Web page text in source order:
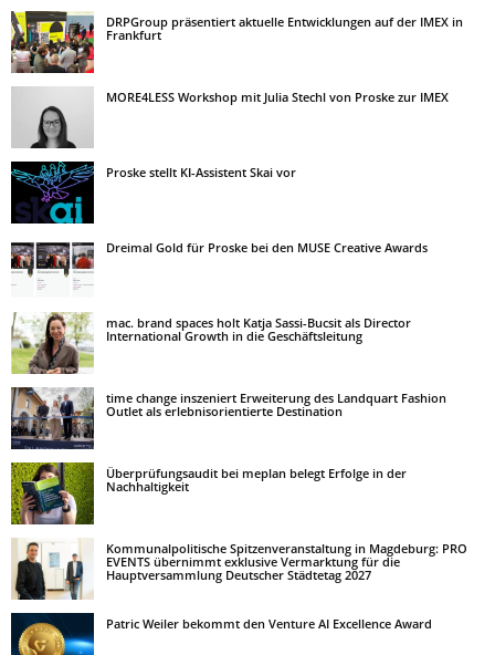
DRPGroup präsentiert aktuelle Entwicklungen auf der IMEX in
Frankfurt
MORE4LESS Workshop mit Julia Stechl von Proske zur IMEX
Proske stellt KI-Assistent Skai vor
Dreimal Gold für Proske bei den MUSE Creative Awards
mac. brand spaces holt Katja Sassi-Bucsit als Director
International Growth in die Geschäftsleitung
time change inszeniert Erweiterung des Landquart Fashion
Outlet als erlebnisorientierte Destination
Überprüfungsaudit bei meplan belegt Erfolge in der
Nachhaltigkeit
Kommunalpolitische Spitzenveranstaltung in Magdeburg: PRO
EVENTS übernimmt exklusive Vermarktung für die
Hauptversammlung Deutscher Städtetag 2027
Patric Weiler bekommt den Venture AI Excellence Award